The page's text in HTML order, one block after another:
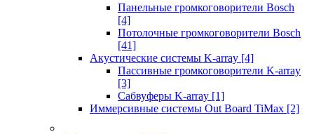
Панельные громкоговорители Bosch
[4]
Потолочные громкоговорители Bosch
[41]
Акустические системы K-array [4]
Пассивные громкоговорители K-array
[3]
Сабвуферы K-array [1]
Иммерсивные системы Out Board TiMax [2]